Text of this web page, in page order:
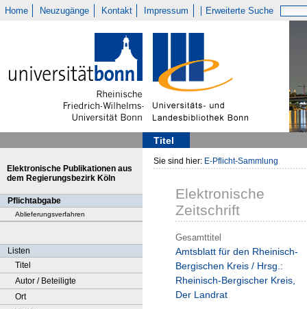
Home Neuzugänge Kontakt Impressum Erweiterte Suche
Titel
Elektronische Publikationen aus
dem Regierungsbezirk Köln
Pflichtabgabe
Ablieferungsverfahren
Listen
Titel
Autor / Beteiligte
Ort
Sie sind hier: E-Pflicht-Sammlung
Elektronische
Zeitschrift
Gesamttitel
Amtsblatt für den Rheinisch-
Bergischen Kreis / Hrsg.:
Rheinisch-Bergischer Kreis,
Der Landrat